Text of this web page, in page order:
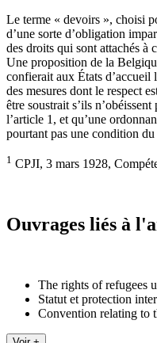
Le terme « devoirs », choisi
d’une sorte d’obligation
des droits qui sont attachés à
Une proposition de la
confierait aux États
des mesures dont le respect
être soustrait s’ils
l’article 1, et qu’une
pourtant pas une condition
1 CPJI, 3 mars 1928,
Ouvrages liés à
The rights of refugees
Statut et protection
Convention relating to